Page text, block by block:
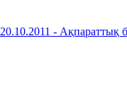
20.10.2011 - Ақпараттық